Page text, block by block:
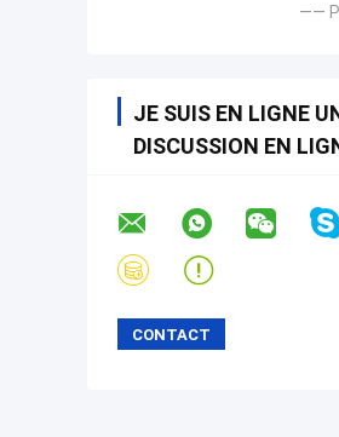
——
JE SUIS EN LIGNE
DISCUSSION EN